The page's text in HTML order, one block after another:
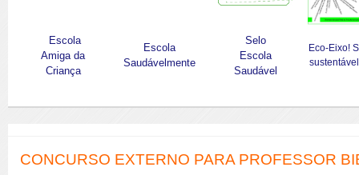
Escola
Amiga da
Criança
Escola
Saudávelmente
Selo
Escola
Saudável
Eco-Eixo!
CONCURSO EXTERNO PARA PROFESSOR